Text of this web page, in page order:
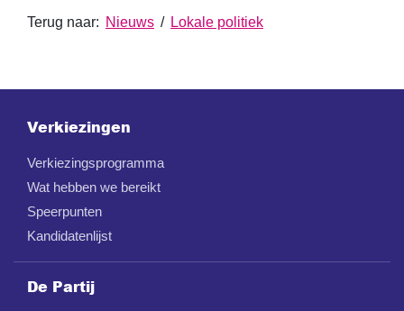
Terug naar: Nieuws / Lokale politiek
Verkiezingen
Verkiezingsprogramma
Wat hebben we bereikt
Speerpunten
Kandidatenlijst
De Partij